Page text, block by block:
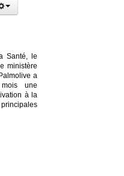
Santé, le
ministère
a
une
à la